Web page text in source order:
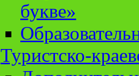
букве»
Туристско-